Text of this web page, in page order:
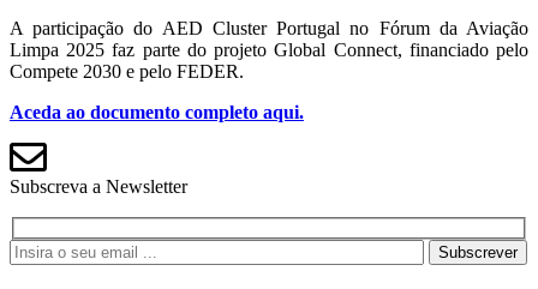
A participação do AED Cluster Portugal no Fórum da Aviação
Limpa 2025 faz parte do projeto Global Connect, financiado pelo
Compete 2030 e pelo FEDER.
Aceda ao documento completo aqui.
Subscreva a Newsletter
Subscrever